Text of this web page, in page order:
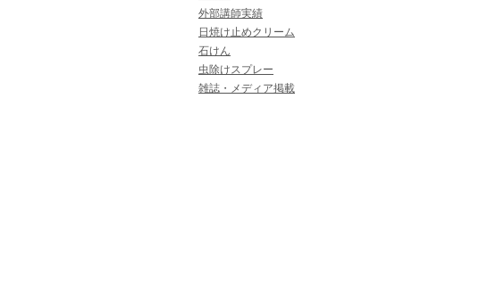
外部講師実績
日焼け止めクリーム
石けん
虫除けスプレー
雑誌・メディア掲載